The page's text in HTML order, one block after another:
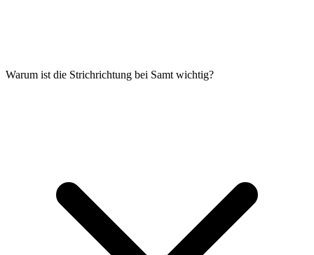
Warum ist die Strichrichtung bei Samt wichtig?